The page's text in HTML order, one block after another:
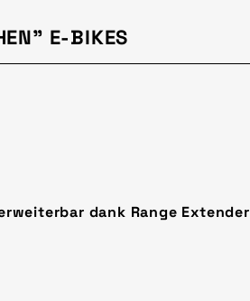
E-BIKES
dank Range Extender